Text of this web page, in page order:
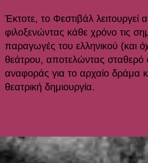
Έκτοτε, το Φεστιβάλ λειτουργεί
φιλοξενώντας κάθε χρόνο τις
παραγωγές του ελληνικού (και
θεάτρου, αποτελώντας σταθερό
αναφοράς για το αρχαίο δράμα
θεατρική δημιουργία.